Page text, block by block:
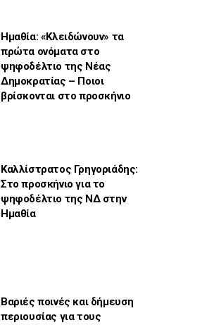
Ημαθία: «Κλειδώνουν» τα
πρώτα ονόματα στο
ψηφοδέλτιο της Νέας
Δημοκρατίας – Ποιοι
βρίσκονται στο προσκήνιο
Καλλίστρατος Γρηγοριάδης:
Στο προσκήνιο για το
ψηφοδέλτιο της ΝΔ στην
Ημαθία
Βαριές ποινές και δήμευση
περιουσίας για τους